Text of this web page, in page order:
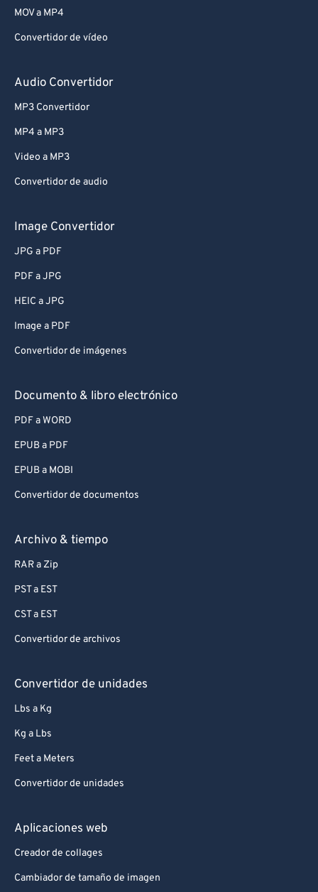
MOV a MP4
Convertidor de vídeo
Audio Convertidor
MP3 Convertidor
MP4 a MP3
Video a MP3
Convertidor de audio
Image Convertidor
JPG a PDF
PDF a JPG
HEIC a JPG
Image a PDF
Convertidor de imágenes
Documento & libro electrónico
PDF a WORD
EPUB a PDF
EPUB a MOBI
Convertidor de documentos
Archivo & tiempo
RAR a Zip
PST a EST
CST a EST
Convertidor de archivos
Convertidor de unidades
Lbs a Kg
Kg a Lbs
Feet a Meters
Convertidor de unidades
Aplicaciones web
Creador de collages
Cambiador de tamaño de imagen